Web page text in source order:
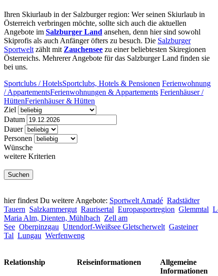
Ihren Skiurlaub in der Salzburger region: Wer seinen Skiurlaub in
Österreich verbringen möchte, sollte sich auch die aktuellen
Angebote im Salzburger Land ansehen, denn hier sind sowohl
Skiprofis als auch Anfänger öfters zu besuch. Die Salzburger
Sportwelt zählt mit Zauchensee zu einer beliebtesten Skiregionen
Österreichs. Mehrerer Angebote für das Salzburger Land finden sie
bei uns.
Sportclubs / HotelsSportclubs, Hotels & Pensionen Ferienwohnung
/ AppartementsFerienwohnungen & Appartements Ferienhäuser /
HüttenFerienhäuser & Hütten
Ziel
Datum
Dauer
Personen
Wünsche
weitere Kriterien
hier findest Du weitere Angebote: Sportwelt Amadé Radstädter
Tauern Salzkammergut Raurisertal Europasportregion Glemmtal
Maria Alm, Dienten, Mühlbach Zell am
See Oberpinzgau Uttendorf-Weißsee Gletscherwelt Gasteiner
Tal Lungau Werfenweng
Relationship Reiseinformationen
Allgemeine
Informationen